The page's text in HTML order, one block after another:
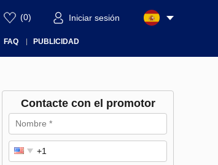
(0) Iniciar sesión
FAQ PUBLICIDAD
Contacte con el promotor